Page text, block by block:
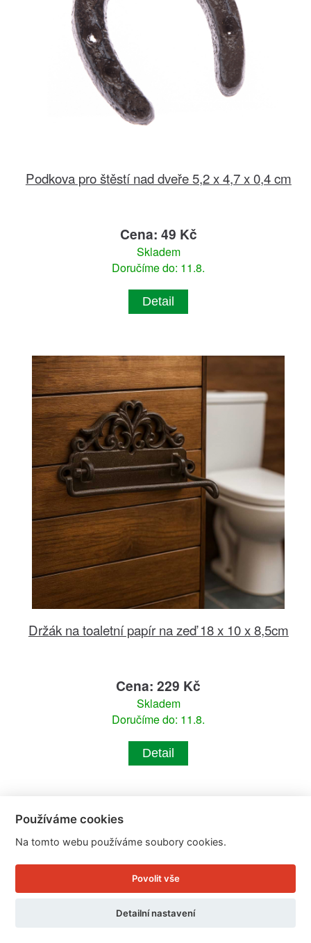
Podkova pro štěstí nad dveře 5,2 x 4,7 x 0,4 cm
Cena: 49 Kč
Skladem
Doručíme do: 11.8.
Detail
Držák na toaletní papír na zeď 18 x 10 x 8,5cm
Cena: 229 Kč
Skladem
Doručíme do: 11.8.
Detail
Používáme cookies
Na tomto webu používáme soubory cookies.
Povolit vše
Detailní nastavení